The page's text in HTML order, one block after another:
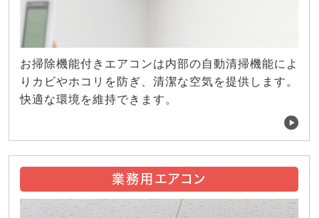
お掃除機能付きエアコンは内部の自動清掃機能によ
りカビやホコリを防ぎ、清潔な空気を提供します。
快適な環境を維持できます。
業務用エアコン